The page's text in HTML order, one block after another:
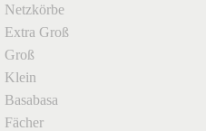
Netzkörbe
Extra Groß
Groß
Klein
Basabasa
Fächer